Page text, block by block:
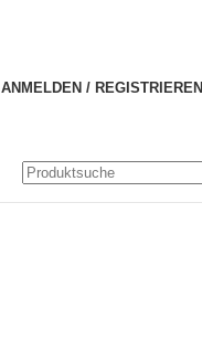
ANMELDEN / REGISTRIEREN